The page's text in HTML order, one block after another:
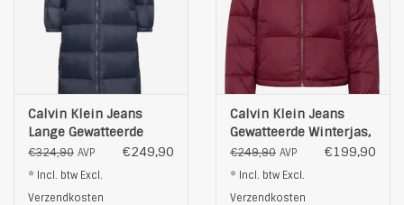
Calvin Klein Jeans
Lange Gewatteerde
Winterjas, blauw
€324,90 AVP €249,90
* Incl. btw Excl.
Verzendkosten
Calvin Klein Jeans
Gewatteerde Winterjas,
bordeauxrood
€249,90 AVP €199,90
* Incl. btw Excl.
Verzendkosten